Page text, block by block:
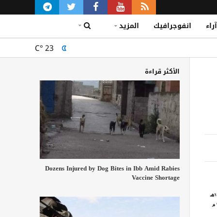
آراء انفوجرافيك المزيد
C° 23
الأكثر قراءة
Dozens Injured by Dog Bites in Ibb Amid Rabies
Vaccine Shortage